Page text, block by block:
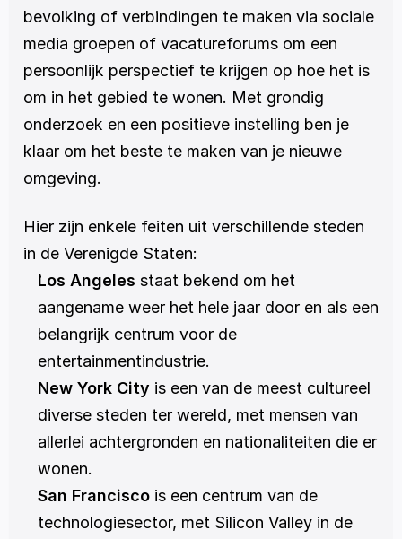
bevolking of verbindingen te maken via sociale
media groepen of vacatureforums om een
persoonlijk perspectief te krijgen op hoe het is
om in het gebied te wonen. Met grondig
onderzoek en een positieve instelling ben je
klaar om het beste te maken van je nieuwe
omgeving.
Hier zijn enkele feiten uit verschillende steden
in de Verenigde Staten:
Los Angeles staat bekend om het
aangename weer het hele jaar door en als een
belangrijk centrum voor de
entertainmentindustrie.
New York City is een van de meest cultureel
diverse steden ter wereld, met mensen van
allerlei achtergronden en nationaliteiten die er
wonen.
San Francisco is een centrum van de
technologiesector, met Silicon Valley in de